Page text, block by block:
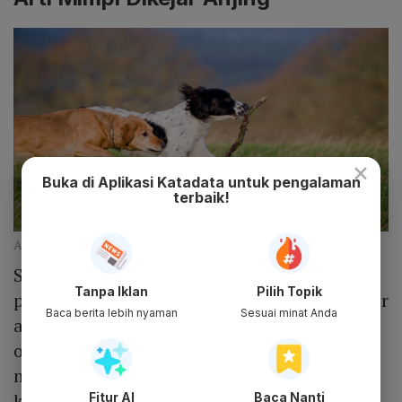
Arti Mimpi Dikejar Anjing (Unsplash)
Selain arti mimpi digigit anjing, dalam
primbon Jawa juga dibahas arti mimpi dikejar
anjing yang memiliki arti tertentu. Sebagian
orang yang mengalami mimpi ini akan
menganggapnya sebagai suatu hal biasa
×
Buka di Aplikasi Katadata untuk pengalaman
terbaik!
Tanpa Iklan
Baca berita lebih nyaman
Pilih Topik
Sesuai minat Anda
Fitur AI Baca Nanti